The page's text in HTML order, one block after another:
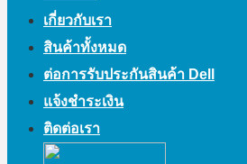
เกี่ยวกับเรา
สินค้าทั้งหมด
ต่อการรับประกันสินค้า Dell
แจ้งชำระเงิน
ติดต่อเรา